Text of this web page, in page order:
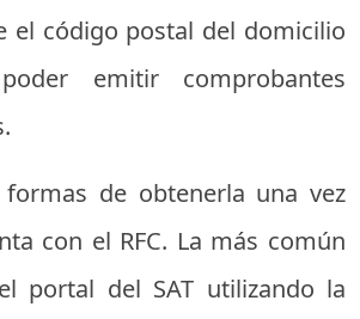
el código postal del domicilio
emitir comprobantes
formas de obtenerla una vez
con el RFC. La más común
portal del SAT utilizando la